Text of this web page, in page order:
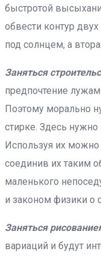
быстротой
обвести контур
под солнцем, а
Заняться
предпочтение
Поэтому морально
стирке. Здесь
Используя их
соединив их таким
маленького
и законом физики о
Заняться
вариаций и будут